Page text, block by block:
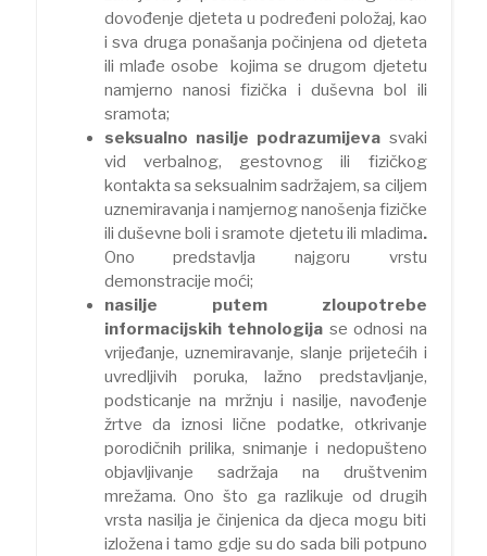
dovođenje djeteta u podređeni položaj, kao
i sva druga ponašanja počinjena od djeteta
ili mlađe osobe kojima se drugom djetetu
namjerno nanosi fizička i duševna bol ili
sramota;
seksualno nasilje podrazumijeva svaki
vid verbalnog, gestovnog ili fizičkog
kontakta sa seksualnim sadržajem, sa ciljem
uznemiravanja i namjernog nanošenja fizičke
ili duševne boli i sramote djetetu ili mladima.
Ono predstavlja najgoru vrstu
demonstracije moći;
nasilje putem zloupotrebe
informacijskih tehnologija se odnosi na
vrijeđanje, uznemiravanje, slanje prijetećih i
uvredljivih poruka, lažno predstavljanje,
podsticanje na mržnju i nasilje, navođenje
žrtve da iznosi lične podatke, otkrivanje
porodičnih prilika, snimanje i nedopušteno
objavljivanje sadržaja na društvenim
mrežama. Ono što ga razlikuje od drugih
vrsta nasilja je činjenica da djeca mogu biti
izložena i tamo gdje su do sada bili potpuno